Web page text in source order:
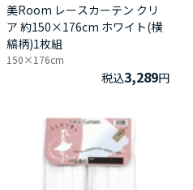
美Room レースカーテン クリ
ア 約150×176cm ホワイト(横
縞柄)1枚組
150×176cm
税込3,289円